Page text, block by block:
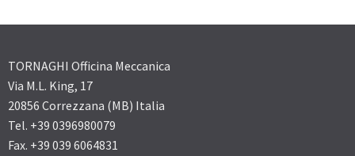
TORNAGHI Officina Meccanica
Via M.L. King, 17
20856 Correzzana (MB) Italia
Tel. +39 0396980079
Fax. +39 039 6064831